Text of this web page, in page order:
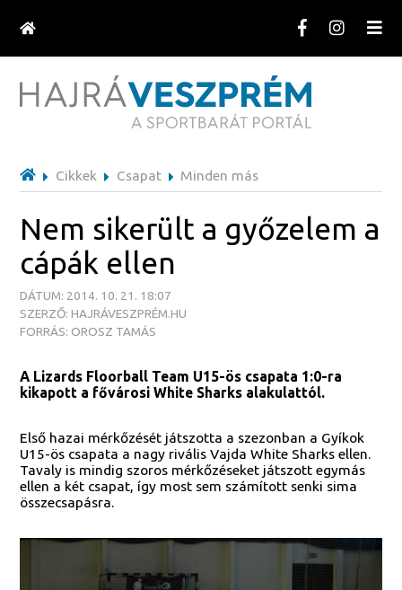
Cikkek Csapat Minden más
Nem sikerült a győzelem a
cápák ellen
DÁTUM: 2014. 10. 21. 18:07
SZERZŐ: HAJRÁVESZPRÉM.HU
FORRÁS: OROSZ TAMÁS
A Lizards Floorball Team U15-ös csapata 1:0-ra
kikapott a fővárosi White Sharks alakulattól.
Első hazai mérkőzését játszotta a szezonban a Gyíkok
U15-ös csapata a nagy rivális Vajda White Sharks ellen.
Tavaly is mindig szoros mérkőzéseket játszott egymás
ellen a két csapat, így most sem számított senki sima
összecsapásra.